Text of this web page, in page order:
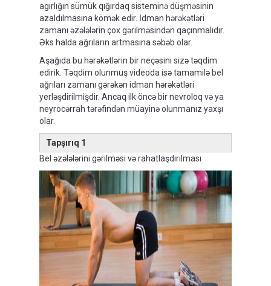
agırlığın sümük qığırdaq sisteminə düşməsinin
azaldılmasına kömək edir. İdman hərəkətləri
zamanı əzələlərin çox gərilməsindən qaçınmalıdır.
Əks halda ağrıların artmasına səbəb olar.
Aşağıda bu hərəkətlərin bir neçəsini sizə təqdim
edirik. Təqdim olunmuş videoda isə tamamilə bel
ağrıları zamanı gərəkən idman hərəkətləri
yerləşdirilmişdir. Ancaq ilk öncə bir nevroloq və ya
neyrocərrah tərəfindən müayinə olunmanız yaxşı
olar.
Tapşırıq 1
Bel əzələlərini gərilməsi və rahatlaşdırılması